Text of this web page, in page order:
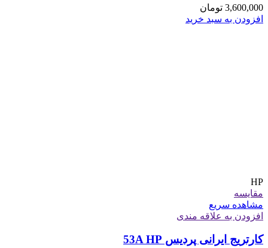
3,600,000 تومان
افزودن به سبد خرید
HP
مقایسه
مشاهده سریع
افزودن به علاقه مندی
کارتریج ایرانی پردیس 53A HP